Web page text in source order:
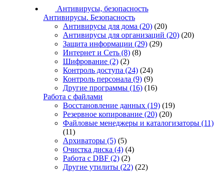
Антивирусы, безопасность
Антивирусы. Безопасность
Антивирусы для дома (20) (20)
Антивирусы для организаций (20) (20)
Защита информации (29) (29)
Интернет и Сеть (8) (8)
Шифрование (2) (2)
Контроль доступа (24) (24)
Контроль персонала (9) (9)
Другие программы (16) (16)
Работа с файлами
Восстановление данных (19) (19)
Резервное копирование (20) (20)
Файловые менеджеры и каталогизаторы (11)
(11)
Архиваторы (5) (5)
Очистка диска (4) (4)
Работа с DBF (2) (2)
Другие утилиты (22) (22)